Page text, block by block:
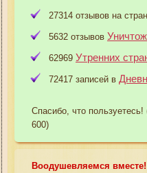
27314 отзывов на
5632 отзывов
62969 Утренних
72417 записей в
Спасибо, что пользуетесь!
600)
Воодушевляемся вместе!